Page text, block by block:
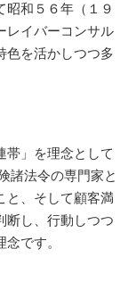
昭和５６年（１９
レイバーコンサル
色を活かしつつ多
ります。
帯」を理念として
諸法令の専門家と
と、そして顧客満
断し、行動しつつ
、理念です。